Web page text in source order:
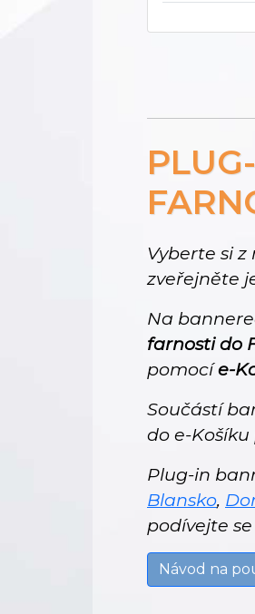
Vyberte si
zveřejněte
Na
farnosti do
pomocíe-
Součástí
do e-
Plug-in
Blansko,
podívejte
Návod na